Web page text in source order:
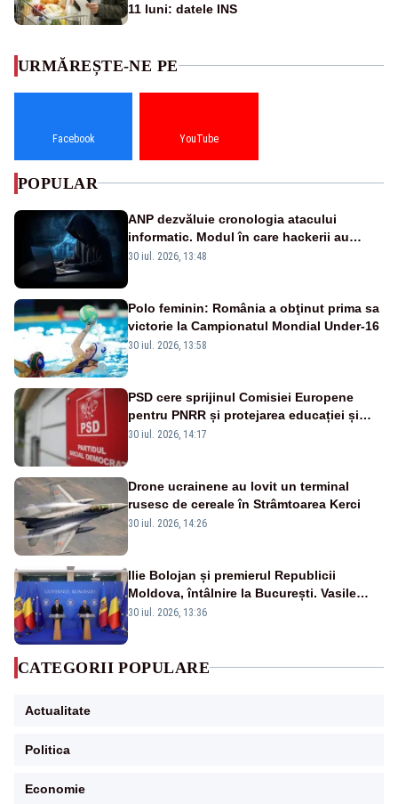
11 luni: datele INS
URMĂREȘTE-NE PE
Facebook YouTube
POPULAR
ANP dezvăluie cronologia atacului
informatic. Modul în care hackerii au
pătruns în rețea rămâne necunoscut
30 iul. 2026, 13:48
Polo feminin: România a obţinut prima sa
victorie la Campionatul Mondial Under-16
30 iul. 2026, 13:58
PSD cere sprijinul Comisiei Europene
pentru PNRR și protejarea educației și
sănătății
30 iul. 2026, 14:17
Drone ucrainene au lovit un terminal
rusesc de cereale în Strâmtoarea Kerci
30 iul. 2026, 14:26
Ilie Bolojan și premierul Republicii
Moldova, întâlnire la București. Vasile
Tofan, primit cu onoruri militare
30 iul. 2026, 13:36
CATEGORII POPULARE
Actualitate
Politica
Economie